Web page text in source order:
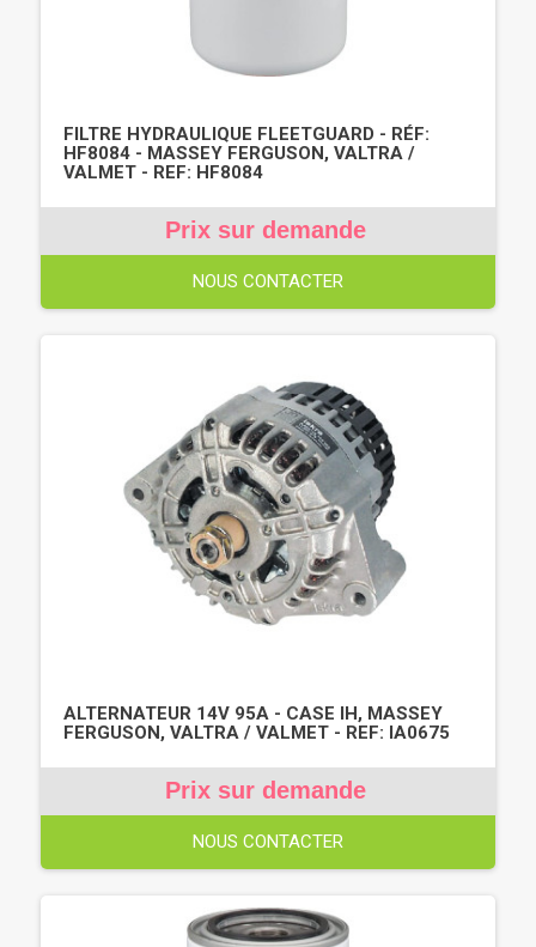
FILTRE HYDRAULIQUE FLEETGUARD - RÉF:
HF8084 - MASSEY FERGUSON, VALTRA /
VALMET - REF: HF8084
Prix sur demande
NOUS CONTACTER
ALTERNATEUR 14V 95A - CASE IH, MASSEY
FERGUSON, VALTRA / VALMET - REF: IA0675
Prix sur demande
NOUS CONTACTER